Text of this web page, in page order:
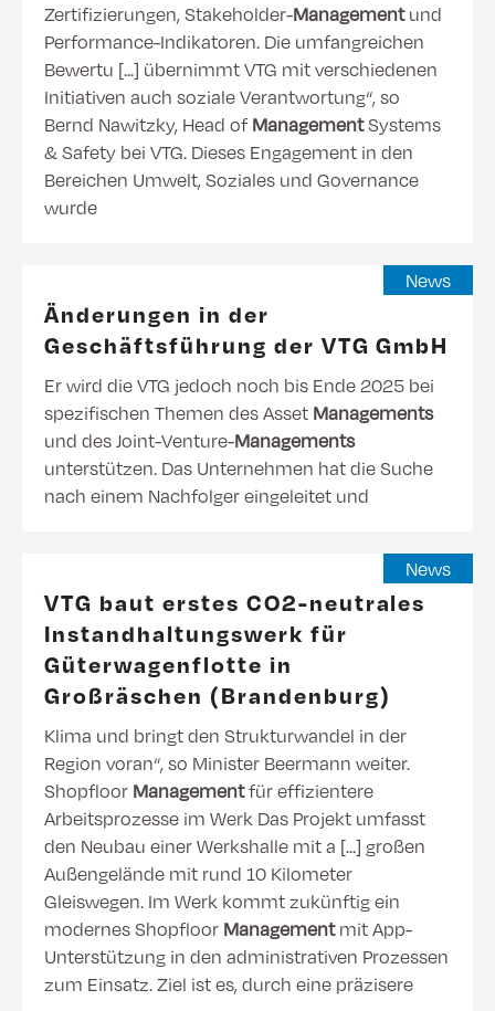
Zertifizierungen, Stakeholder-Managementund
Performance-Indikatoren. Die umfangreichen
Bewertu [...] übernimmt VTG mit verschiedenen
Initiativen auch soziale Verantwortung“, so
Bernd Nawitzky, Head of ManagementSystems
& Safety bei VTG. Dieses Engagement in den
Bereichen Umwelt, Soziales und Governance
wurde
News
Änderungen in der
Geschäftsführung der VTG GmbH
Er wird die VTG jedoch noch bis Ende 2025 bei
spezifischen Themen des Asset Managements
und des Joint-Venture-Managements
unterstützen. Das Unternehmen hat die Suche
nach einem Nachfolger eingeleitet und
News
VTG baut erstes CO2-neutrales
Instandhaltungswerk für
Güterwagenflotte in
Großräschen (Brandenburg)
Klima und bringt den Strukturwandel in der
Region voran“, so Minister Beermann weiter.
Shopfloor Managementfür effizientere
Arbeitsprozesse im Werk Das Projekt umfasst
den Neubau einer Werkshalle mit a [...] großen
Außengelände mit rund 10 Kilometer
Gleiswegen. Im Werk kommt zukünftig ein
modernes Shopfloor Managementmit App-
Unterstützung in den administrativen Prozessen
zum Einsatz. Ziel ist es, durch eine präzisere